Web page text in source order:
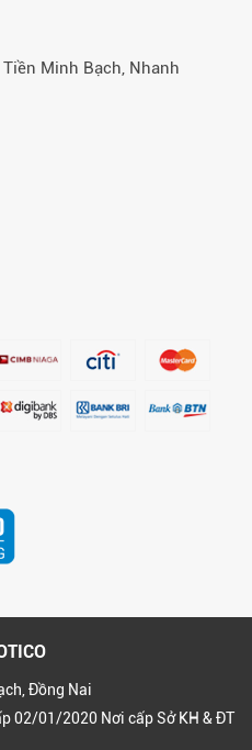
Minh Bạch, Nhanh
Đồng Nai
02/01/2020 Nơi cấp Sở KH & ĐT